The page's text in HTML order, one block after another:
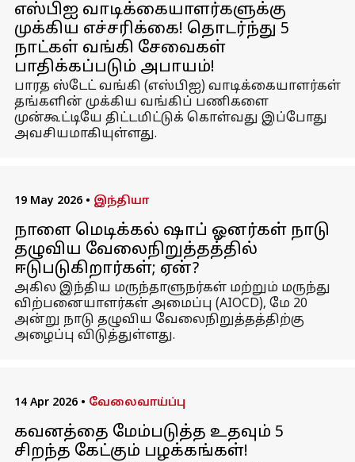
எஸ்பிஐ வாடிக்கையாளர்களுக்கு
முக்கிய எச்சரிக்கை! தொடர்ந்து 5
நாட்கள் வங்கி சேவைகள்
பாதிக்கப்படும் அபாயம்!
பாரத ஸ்டேட் வங்கி (எஸ்பிஐ) வாடிக்கையாளர்கள்
தங்களின் முக்கிய வங்கிப் பணிகளை
முன்கூட்டியே திட்டமிட்டுக் கொள்வது இப்போது
அவசியமாகியுள்ளது.
19 May 2026 • இந்தியா
நாளை மெடிக்கல் ஷாப் ஓனர்கள் நாடு
தழுவிய வேலைநிறுத்தத்தில்
ஈடுபடுகிறார்கள்; ஏன்?
அகில இந்திய மருந்தாளுநர்கள் மற்றும் மருந்து
விற்பனையாளர்கள் அமைப்பு (AIOCD), மே 20
அன்று நாடு தழுவிய வேலைநிறுத்தத்திற்கு
அழைப்பு விடுத்துள்ளது.
14 Apr 2026 • வேலைவாய்ப்பு
கவனத்தை மேம்படுத்த உதவும் 5
சிறந்த கேட்கும் பழக்கங்கள்!